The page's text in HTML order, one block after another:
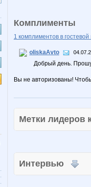
Комплименты
1 комплиментов в гостевой
oliskaAvto
Добрый день.
Вы не авторизованы!
Метки
Интервью